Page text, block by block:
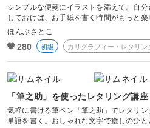
シンプルな便箋にイラストを添えて。自
しておけば、お手紙を書く時間がもっと楽
ほんぶさとこ
280 初級 カリグラフィー・レタリン
「筆之助」を使ったレタリング講
気軽に書ける筆ペン「筆之助」でレタリ
単語を書く。おしゃれな文字で癒しのひと